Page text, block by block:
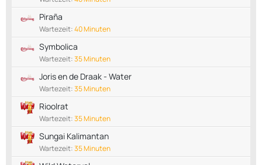
Piraña
Wartezeit:40 Minuten
Symbolica
Wartezeit:35 Minuten
Joris en de Draak - Water
Wartezeit:35 Minuten
Rioolrat
Wartezeit:35 Minuten
Sungai Kalimantan
Wartezeit:35 Minuten